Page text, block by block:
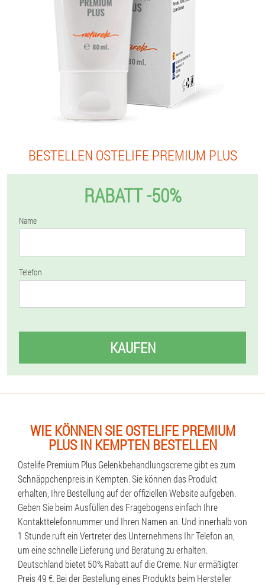
BESTELLEN OSTELIFE PREMIUM PLUS
RABATT -50%
Name
Telefon
KAUFEN
WIE KÖNNEN SIE OSTELIFE PREMIUM
PLUS IN KEMPTEN BESTELLEN
Ostelife Premium Plus Gelenkbehandlungscreme gibt es zum
Schnäppchenpreis in Kempten. Sie können das Produkt
erhalten, Ihre Bestellung auf der offiziellen Website aufgeben.
Geben Sie beim Ausfüllen des Fragebogens einfach Ihre
Kontakttelefonnummer und Ihren Namen an. Und innerhalb von
1 Stunde ruft ein Vertreter des Unternehmens Ihr Telefon an,
um eine schnelle Lieferung und Beratung zu erhalten.
Deutschland bietet 50% Rabatt auf die Creme. Nur ermäßigter
Preis 49 €. Bei der Bestellung eines Produkts beim Hersteller